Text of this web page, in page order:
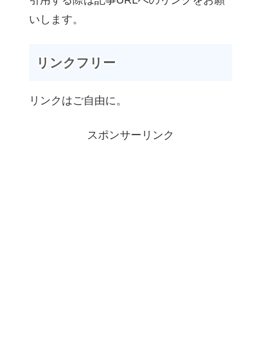
いします。
リンクフリー
リンクはご自由に。
スポンサーリンク